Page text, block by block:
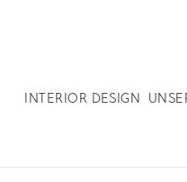
INTERIOR DESIGN